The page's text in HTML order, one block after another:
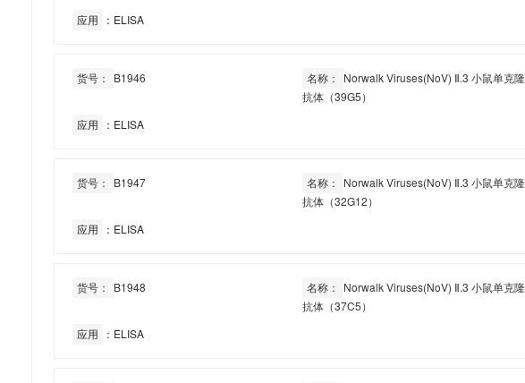
应用
：ELISA
货号： B1946 名称：
Norwalk Viruses(NoV) Ⅱ.3 小鼠单克隆
抗体（39G5）
应用
：ELISA
货号： B1947 名称：
Norwalk Viruses(NoV) Ⅱ.3 小鼠单克隆
抗体（32G12）
应用
：ELISA
货号： B1948 名称：
Norwalk Viruses(NoV) Ⅱ.3 小鼠单克隆
抗体（37C5）
应用
：ELISA